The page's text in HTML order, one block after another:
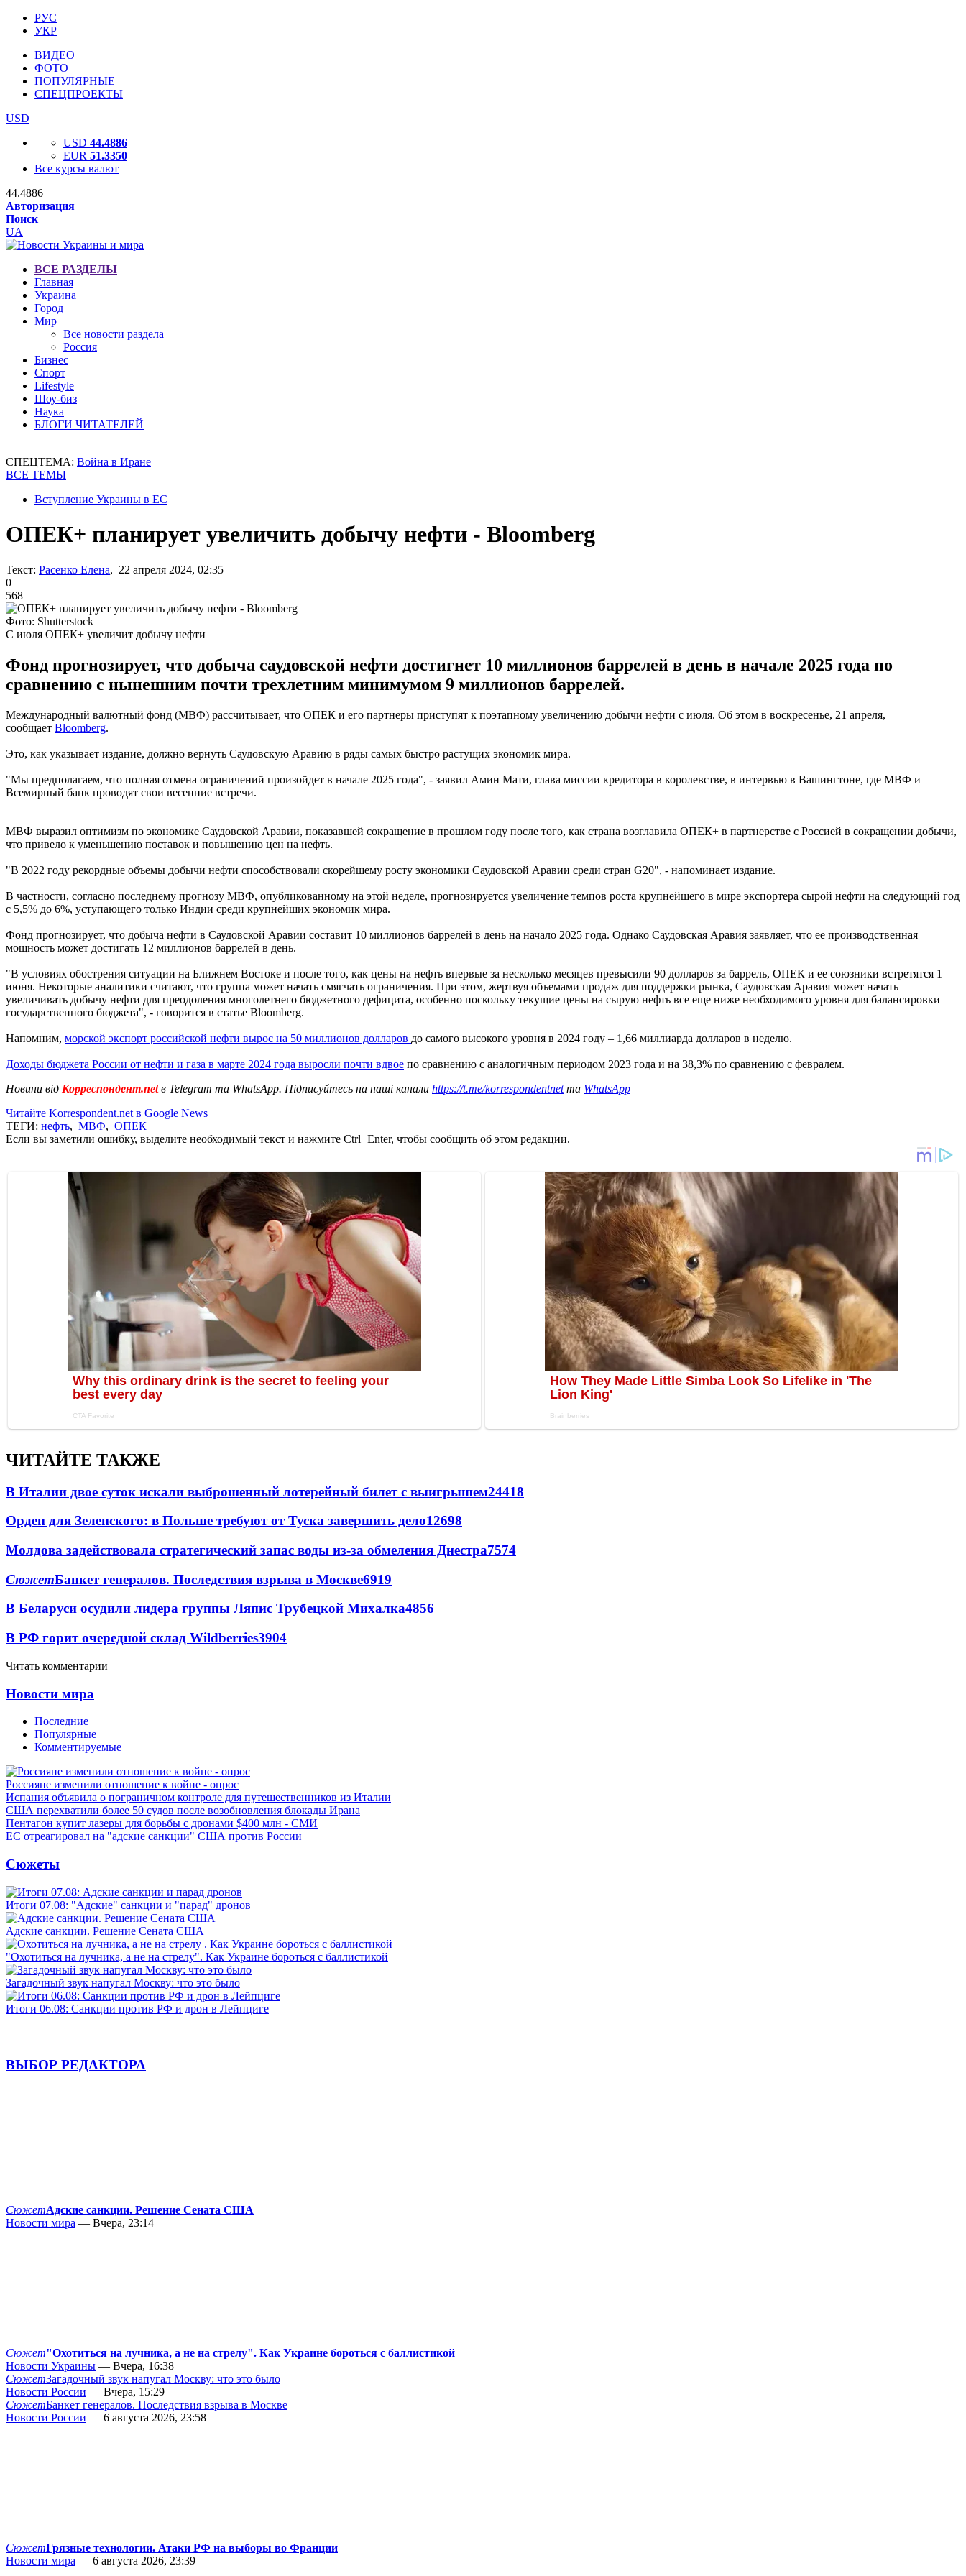
РУС
УКР
ВИДЕО
ФОТО
ПОПУЛЯРНЫЕ
СПЕЦПРОЕКТЫ
USD
USD 44.4886
EUR 51.3350
Все курсы валют
44.4886
Авторизация
Поиск
UA
ВСЕ РАЗДЕЛЫ
Главная
Украина
Город
Мир
Все новости раздела
Россия
Бизнес
Спорт
Lifestyle
Шоу-биз
Наука
БЛОГИ ЧИТАТЕЛЕЙ
СПЕЦТЕМА: Война в Иране
ВСЕ ТЕМЫ
Вступление Украины в ЕС
ОПЕК+ планирует увеличить добычу нефти - Bloomberg
Текст: Расенко Елена, 22 апреля 2024, 02:35
0
568
Фото: Shutterstock
С июля ОПЕК+ увеличит добычу нефти
Фонд прогнозирует, что добыча саудовской нефти достигнет 10 миллионов баррелей в день в начале 2025 года по
сравнению с нынешним почти трехлетним минимумом 9 миллионов баррелей.
Международный валютный фонд (МВФ) рассчитывает, что ОПЕК и его партнеры приступят к поэтапному увеличению добычи нефти с июля. Об этом в воскресенье, 21 апреля,
сообщает Bloomberg.
Это, как указывает издание, должно вернуть Саудовскую Аравию в ряды самых быстро растущих экономик мира.
"Мы предполагаем, что полная отмена ограничений произойдет в начале 2025 года", - заявил Амин Мати, глава миссии кредитора в королевстве, в интервью в Вашингтоне, где МВФ и
Всемирный банк проводят свои весенние встречи.
МВФ выразил оптимизм по экономике Саудовской Аравии, показавшей сокращение в прошлом году после того, как страна возглавила ОПЕК+ в партнерстве с Россией в сокращении добычи,
что привело к уменьшению поставок и повышению цен на нефть.
"В 2022 году рекордные объемы добычи нефти способствовали скорейшему росту экономики Саудовской Аравии среди стран G20", - напоминает издание.
В частности, согласно последнему прогнозу МВФ, опубликованному на этой неделе, прогнозируется увеличение темпов роста крупнейшего в мире экспортера сырой нефти на следующий год
с 5,5% до 6%, уступающего только Индии среди крупнейших экономик мира.
Фонд прогнозирует, что добыча нефти в Саудовской Аравии составит 10 миллионов баррелей в день на начало 2025 года. Однако Саудовская Аравия заявляет, что ее производственная
мощность может достигать 12 миллионов баррелей в день.
"В условиях обострения ситуации на Ближнем Востоке и после того, как цены на нефть впервые за несколько месяцев превысили 90 долларов за баррель, ОПЕК и ее союзники встретятся 1
июня. Некоторые аналитики считают, что группа может начать смягчать ограничения. При этом, жертвуя объемами продаж для поддержки рынка, Саудовская Аравия может начать
увеличивать добычу нефти для преодоления многолетнего бюджетного дефицита, особенно поскольку текущие цены на сырую нефть все еще ниже необходимого уровня для балансировки
государственного бюджета", - говорится в статье Bloomberg.
Напомним, морской экспорт российской нефти вырос на 50 миллионов долларов до самого высокого уровня в 2024 году – 1,66 миллиарда долларов в неделю.
Доходы бюджета России от нефти и газа в марте 2024 года выросли почти вдвое по сравнению с аналогичным периодом 2023 года и на 38,3% по сравнению с февралем.
Новини від Корреспондент.netв Telegram та WhatsApp. Підписуйтесь на наші канали https://t.me/korrespondentnetта WhatsApp
Читайте Korrespondent.net в Google News
ТЕГИ: нефть, МВФ, ОПЕК
Если вы заметили ошибку, выделите необходимый текст и нажмите Ctrl+Enter, чтобы сообщить об этом редакции.
ЧИТАЙТЕ ТАКЖЕ
В Италии двое суток искали выброшенный лотерейный билет с выигрышем24418
Орден для Зеленского: в Польше требуют от Туска завершить дело12698
Молдова задействовала стратегический запас воды из-за обмеления Днестра7574
СюжетБанкет генералов. Последствия взрыва в Москве6919
В Беларуси осудили лидера группы Ляпис Трубецкой Михалка4856
В РФ горит очередной склад Wildberries3904
Читать комментарии
Новости мира
Последние
Популярные
Комментируемые
Россияне изменили отношение к войне - опрос
Испания объявила о пограничном контроле для путешественников из Италии
США перехватили более 50 судов после возобновления блокады Ирана
Пентагон купит лазеры для борьбы с дронами $400 млн - СМИ
ЕС отреагировал на "адские санкции" США против России
Сюжеты
Итоги 07.08: "Адские" санкции и "парад" дронов
Адские санкции. Решение Сената США
"Охотиться на лучника, а не на стрелу". Как Украине бороться с баллистикой
Загадочный звук напугал Москву: что это было
Итоги 06.08: Санкции против РФ и дрон в Лейпциге
ВЫБОР РЕДАКТОРА
СюжетАдские санкции. Решение Сената США
Новости мира — Вчера, 23:14
Сюжет"Охотиться на лучника, а не на стрелу". Как Украине бороться с баллистикой
Новости Украины — Вчера, 16:38
СюжетЗагадочный звук напугал Москву: что это было
Новости России — Вчера, 15:29
СюжетБанкет генералов. Последствия взрыва в Москве
Новости России — 6 августа 2026, 23:58
СюжетГрязные технологии. Атаки РФ на выборы во Франции
Новости мира — 6 августа 2026, 23:39